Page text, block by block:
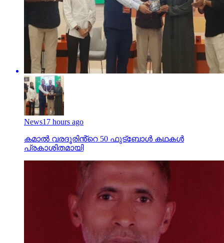
News17 hours ago
കമാൽ വരദൂരിൻ്റെ 50 ഫുട്ബോൾ കഥകൾ
പ്രകാശിതമായി